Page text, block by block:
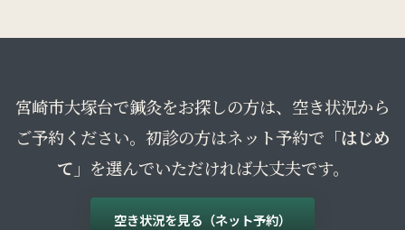
宮崎市大塚台で鍼灸をお探しの方は、空き状況から
ご予約ください。初診の方はネット予約で 「はじめ
て」 を選んでいただければ大丈夫です。
空き状況を見る（ネット予約）